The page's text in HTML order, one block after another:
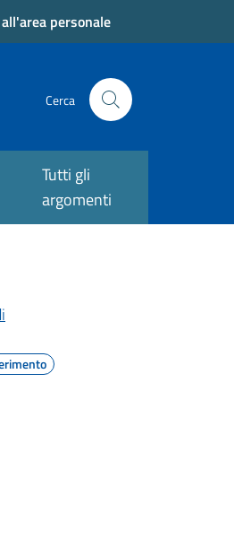
personale
Cerca
Tutti gli
argomenti